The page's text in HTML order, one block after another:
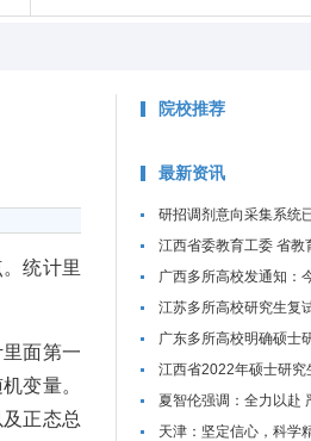
统计里
面第一
变量。
正态总
院校推荐
最新资讯
研招调剂意向采集系统
通
江西省委教育工委 省
炎疫情防控工作视频调
广西多所高校发通知：
江苏多所高校研究生复
广东多所高校明确硕士
江西省2022年硕士研
夏智伦强调：全力以赴
康、校园平安
天津：坚定信心，科学